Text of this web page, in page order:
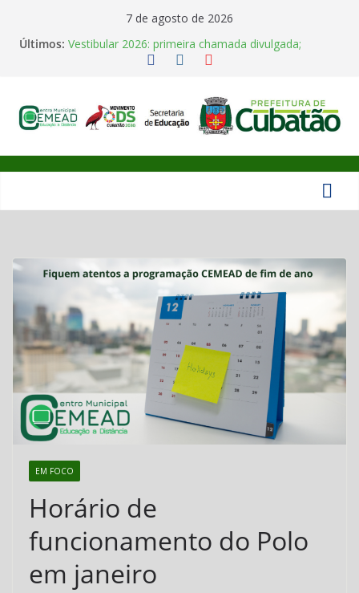
7 de agosto de 2026
Últimos: Vestibular 2026: primeira chamada divulgada;
matrículas vão de 02 a 08 de junho
Horário de funcionamento em Julho
Aula Inaugural UNIVESP 2026
CEMEAD abre inscrições para Cursos Técnicos
Gratuitos do IFSULDEMINAS
Centro
Municipal
Educação
de
Cubatão
–
CEMEAD
EM FOCO
Horário de
funcionamento do Polo
em janeiro